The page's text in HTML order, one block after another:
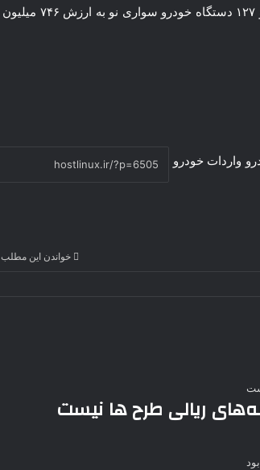
واردات خودرو
خواندن این مطلب 2 دقیقه زمان میبرد
ریالی طرح ها نیست